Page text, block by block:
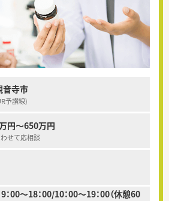
音寺市
予讃線)
円～650万円
せて応相談
00～18：00/10：00～19：00（休憩60